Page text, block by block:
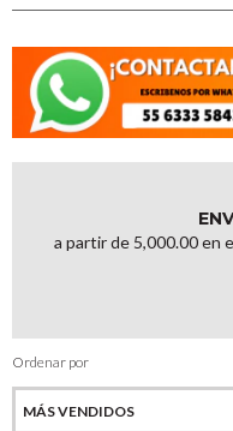
a partir de 5,000.00 en
Ordenar por